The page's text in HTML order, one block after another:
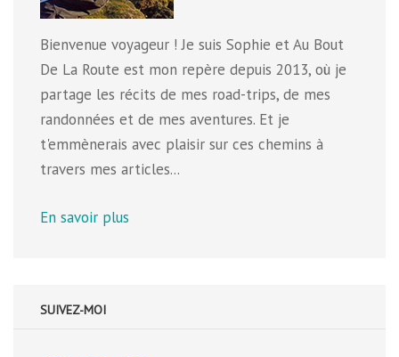
Bienvenue voyageur ! Je suis Sophie et Au Bout
De La Route est mon repère depuis 2013, où je
partage les récits de mes road-trips, de mes
randonnées et de mes aventures. Et je
t'emmènerais avec plaisir sur ces chemins à
travers mes articles...
En savoir plus
SUIVEZ-MOI